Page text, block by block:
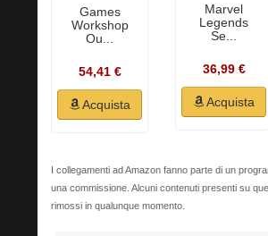
Games
Workshop
Ou...
54,41 €
Acquista
Marvel
Legends
Se...
36,99 €
Acquista
I collegamenti ad Amazon fanno parte di un
una commissione. Alcuni contenuti presenti su
rimossi in qualunque momento.